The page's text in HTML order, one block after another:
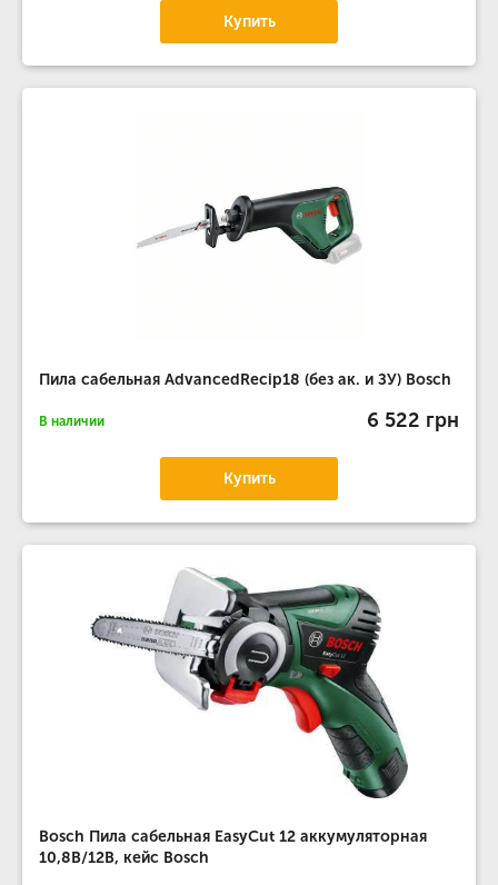
Купить
Пила сабельная AdvancedRecip18 (без ак. и ЗУ) Bosch
В наличии 6 522 грн
Купить
Bosch Пила сабельная EasyCut 12 аккумуляторная
10,8В/12В, кейс Bosch